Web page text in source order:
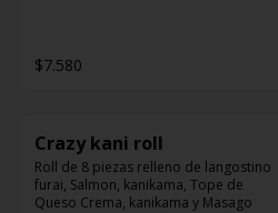
$7.580
Crazy kani roll
Roll de 8 piezas relleno de langostino
furai, Salmon, kanikama, Tope de
Queso Crema, kanikama y Masago